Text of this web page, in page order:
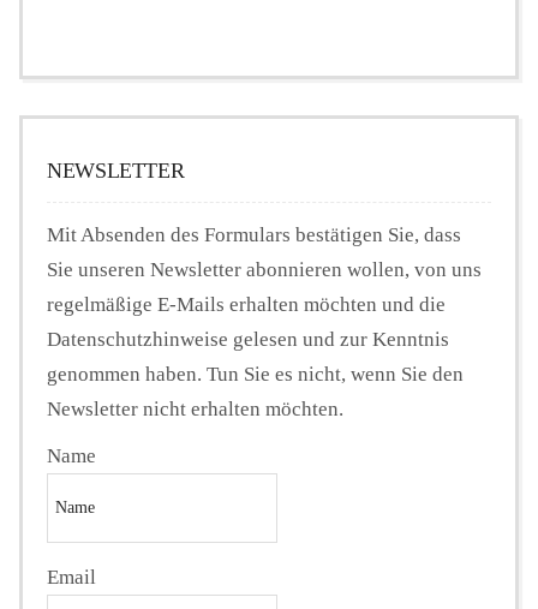
NEWSLETTER
Mit Absenden des Formulars bestätigen Sie, dass
Sie unseren Newsletter abonnieren wollen, von uns
regelmäßige E-Mails erhalten möchten und die
Datenschutzhinweise gelesen und zur Kenntnis
genommen haben. Tun Sie es nicht, wenn Sie den
Newsletter nicht erhalten möchten.
Name
Email